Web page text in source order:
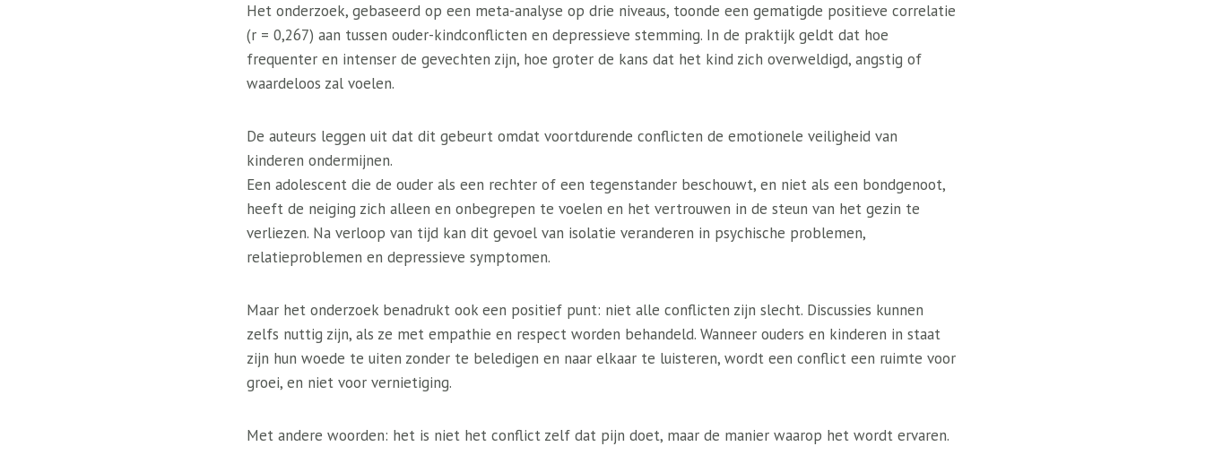
Het onderzoek, gebaseerd op een meta-analyse op drie niveaus, toonde een gematigde positieve correlatie
(r = 0,267) aan tussen ouder-kindconflicten en depressieve stemming. In de praktijk geldt dat hoe
frequenter en intenser de gevechten zijn, hoe groter de kans dat het kind zich overweldigd, angstig of
waardeloos zal voelen.
De auteurs leggen uit dat dit gebeurt omdat voortdurende conflicten de emotionele veiligheid van
kinderen ondermijnen.
Een adolescent die de ouder als een rechter of een tegenstander beschouwt, en niet als een bondgenoot,
heeft de neiging zich alleen en onbegrepen te voelen en het vertrouwen in de steun van het gezin te
verliezen. Na verloop van tijd kan dit gevoel van isolatie veranderen in psychische problemen,
relatieproblemen en depressieve symptomen.
Maar het onderzoek benadrukt ook een positief punt: niet alle conflicten zijn slecht. Discussies kunnen
zelfs nuttig zijn, als ze met empathie en respect worden behandeld. Wanneer ouders en kinderen in staat
zijn hun woede te uiten zonder te beledigen en naar elkaar te luisteren, wordt een conflict een ruimte voor
groei, en niet voor vernietiging.
Met andere woorden: het is niet het conflict zelf dat pijn doet, maar de manier waarop het wordt ervaren.